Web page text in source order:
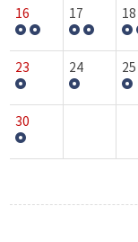
16 17 18
23 24 25
30